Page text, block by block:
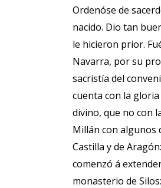
Ordenóse de
nacido. Dio tan
le hicieron prior.
Navarra, por su
sacristía del
cuenta con la
divino, que no con
Millán con algunos
Castilla y de
comenzó á
monasterio de